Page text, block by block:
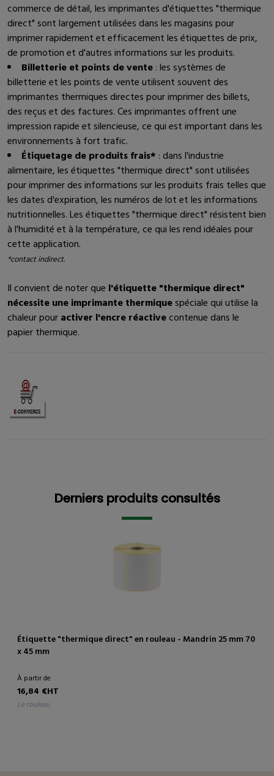
commerce de détail, les imprimantes d'étiquettes "thermique
direct" sont largement utilisées dans les magasins pour
imprimer rapidement et efficacement les étiquettes de prix,
de promotion et d'autres informations sur les produits.
Billetterie et points de vente: les systèmes de
billetterie et les points de vente utilisent souvent des
imprimantes thermiques directes pour imprimer des billets,
des reçus et des factures. Ces imprimantes offrent une
impression rapide et silencieuse, ce qui est important dans les
environnements à fort trafic.
Étiquetage de produits frais* : dans l'industrie
alimentaire, les étiquettes "thermique direct" sont utilisées
pour imprimer des informations sur les produits frais telles que
les dates d'expiration, les numéros de lot et les informations
nutritionnelles. Les étiquettes "thermique direct" résistent bien
à l'humidité et à la température, ce qui les rend idéales pour
cette application.
*contact indirect.
Il convient de noter que l'étiquette "thermique direct"
nécessite une imprimante thermiquespéciale qui utilise la
chaleur pouractiver l'encre réactivecontenue dans le
papier thermique.
Derniers produits consultés
Étiquette "thermique direct" en rouleau - Mandrin 25 mm 70
x 45 mm
À partir de
16,84 €HT
le rouleau